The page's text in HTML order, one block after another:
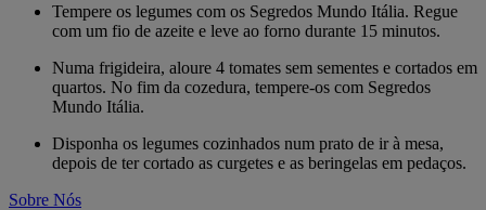
Tempere os legumes com os Segredos Mundo Itália. Regue
com um fio de azeite e leve ao forno durante 15 minutos.
Numa frigideira, aloure 4 tomates sem sementes e cortados em
quartos. No fim da cozedura, tempere-os com Segredos
Mundo Itália.
Disponha os legumes cozinhados num prato de ir à mesa,
depois de ter cortado as curgetes e as beringelas em pedaços.
Sobre Nós